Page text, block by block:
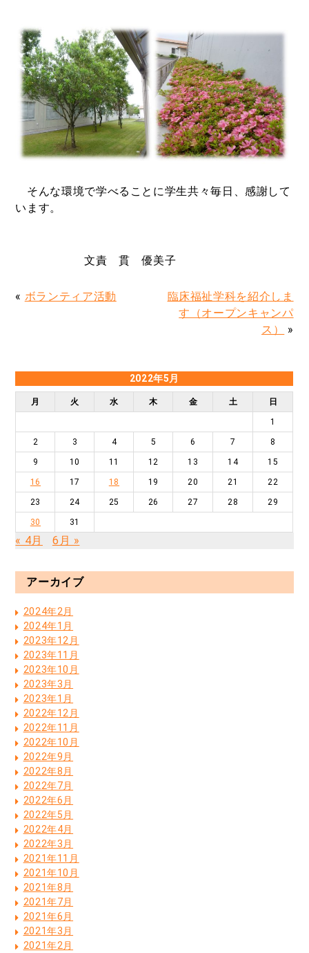
そんな環境で学べることに学生共々毎日、感謝して
います。
文責 貫 優美子
« ボランティア活動
臨床福祉学科を紹介しま
す（オープンキャンパ
ス）
»
2022年5月
月 火 水 木 金 土 日
1
2 3 4 5 6 7 8
9 10 11 12 13 14 15
16 17 18 19 20 21 22
23 24 25 26 27 28 29
30 31
« 4月 6月 »
アーカイブ
2024年2月
2024年1月
2023年12月
2023年11月
2023年10月
2023年3月
2023年1月
2022年12月
2022年11月
2022年10月
2022年9月
2022年8月
2022年7月
2022年6月
2022年5月
2022年4月
2022年3月
2021年11月
2021年10月
2021年8月
2021年7月
2021年6月
2021年3月
2021年2月